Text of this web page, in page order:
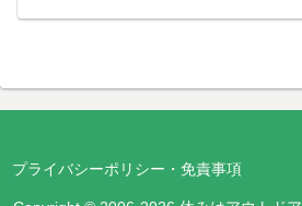
プライバシーポリシー・免責事項